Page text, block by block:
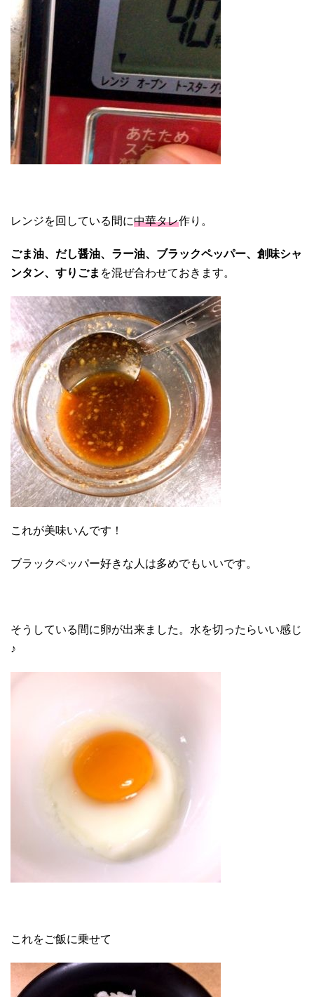
レンジを回している間に中華タレ作り。
ごま油、だし醤油、ラー油、ブラックペッパー、創味シャ
ンタン、すりごま を混ぜ合わせておきます。
これが美味いんです！
ブラックペッパー好きな人は多めでもいいです。
そうしている間に卵が出来ました。水を切ったらいい感じ
♪
これをご飯に乗せて